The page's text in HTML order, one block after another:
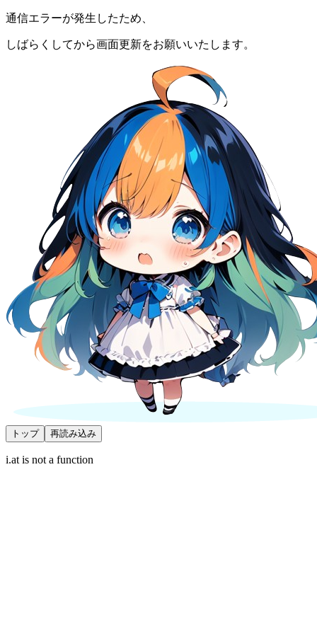
通信エラーが発生したため、
しばらくしてから画面更新をお願いいたします。
トップ 再読み込み
i.at is not a function